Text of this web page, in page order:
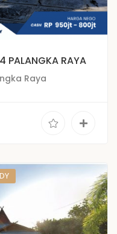
PALANGKA RAYA
Raya